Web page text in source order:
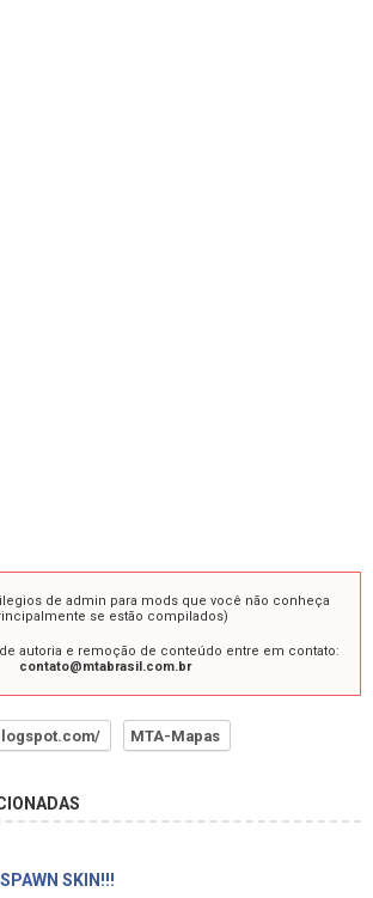
de admin para mods que você não conheça
se estão compilados)
autoria e remoção de conteúdo entre em contato:
contato@mtabrasil.com.br
MTA-Mapas
SKIN!!!